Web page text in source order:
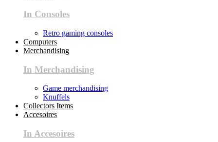
In Consoles
Retro gaming consoles
Computers
Merchandising
In Merchandising
Game merchandising
Knuffels
Collectors Items
Accesoires
In Accesoires